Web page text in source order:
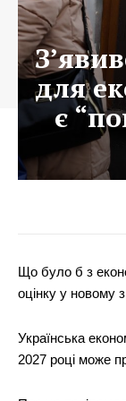
для
є
Що було б з
оцінку у новому
Українська
2027 році може